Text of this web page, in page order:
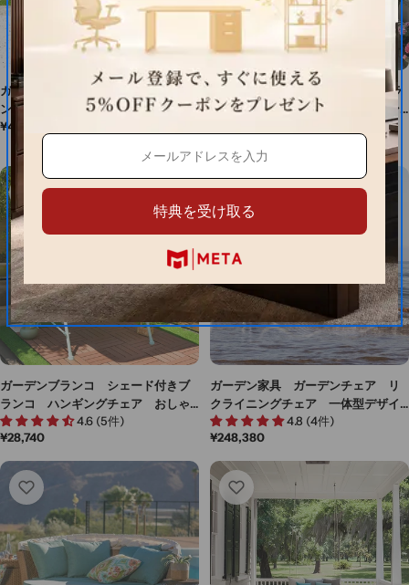
ガーデンブランコ シェード付きブラ
ンコ ハンギングチェア おしゃ
れ 角度調節可能 スチールフレー
ム ポリエステル生地 人間工学
強化バネ HWYZ-M019
通
格
¥41,220
ガーデンブランコ シェード付きブラ
ンコ ガーデンブランコ ハンギン
グチェア おしゃれ スチールフレ
ーム 蚊帳 ウレタン 通気 おし
ゃれ HWYZ-M020
常
価
ガーデンブランコ シェード付きブ
ランコ ハンギングチェア おしゃ
れ スチールフレーム 強化バネ
脚キャップ HWYZ-M018
4.6 (5件)
通
価
格
¥28,740
ガーデン家具 ガーデンチェア リ
クライニングチェア 一体型デザイ
ン アルミ合金製 ガーデンパラソ
ル 人間工学 プラパート付き ホ
ワイト カスタマイズ可能 HWYZ-
M016
4.8 (4件)
通
価
格
¥248,380
特典を受け取る